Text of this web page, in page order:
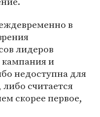
в
лидеров
кампания и
недоступна для
считается
скорее первое,